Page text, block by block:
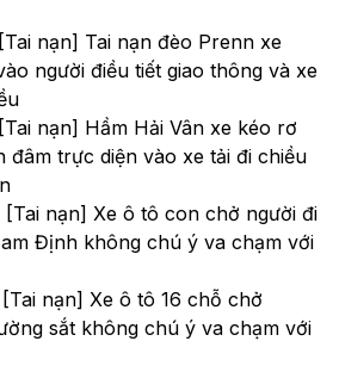
nạn] Tai nạn đèo Prenn xe
người điều tiết giao thông và xe
nạn] Hầm Hải Vân xe kéo rơ
đâm trực diện vào xe tải đi chiều
nạn] Xe ô tô con chở người đi
Định không chú ý va chạm với
nạn] Xe ô tô 16 chỗ chở
sắt không chú ý va chạm với